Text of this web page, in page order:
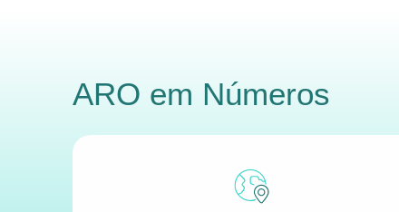
ARO em Números